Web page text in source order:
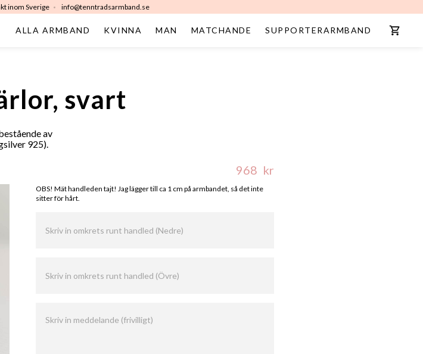
inom Sverige info@tenntradsarmband.se
ALLA ARMBAND KVINNA MAN MATCHANDE SUPPORTERARMBAND
svart
av
925).
968 kr
OBS! Mät handleden tajt! Jag lägger till ca 1 cm på armbandet, så det inte
sitter för hårt.